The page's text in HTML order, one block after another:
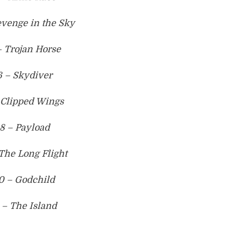
in the Sky
Trojan Horse
– Skydiver
Clipped Wings
8 – Payload
Long Flight
– Godchild
– The Island